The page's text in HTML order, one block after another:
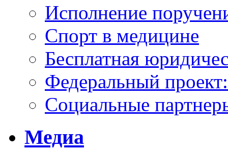
Исполнение
Спорт в медицине
Бесплатная
Федеральный
Социальные
Медиа